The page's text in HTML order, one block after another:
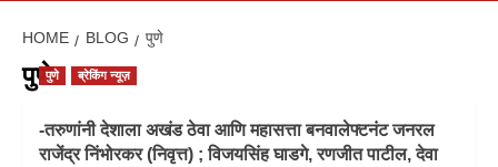
HOME BLOG पुणे
पुणेपुणे ब्रेकिंग न्यूज़
-तरुणांनी देशाला अखंड ठेवा आणि महासत्ता बनवालेफ्टनंट जनरल
राजेंद्र निंभोरकर (निवृत्त) ; विजयसिंह घाडगे, रणजीत पाटील, देवा